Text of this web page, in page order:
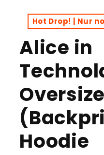
modal
Hot Drop! | Nur
Alice in
Hoodie